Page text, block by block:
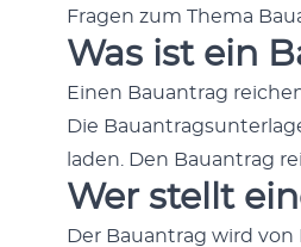
Fra­gen zum The­ma
Was ist ein
Einen Bauantrag
Die
laden. Den Bauantrag
Wer stellt
Der Bauantrag wird